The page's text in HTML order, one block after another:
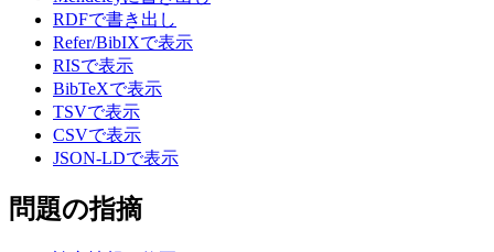
RDFで書き出し
Refer/BibIXで表示
RISで表示
BibTeXで表示
TSVで表示
CSVで表示
JSON-LDで表示
問題の指摘